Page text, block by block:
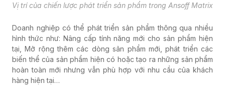
Vị trí của chiến lược phát triển sản phẩm trong Ansoff Matrix
Doanh nghiệp có thể phát triển sản phẩm thông qua nhiều
hình thức như: Nâng cấp tính năng mới cho sản phẩm hiện
tại, Mở rộng thêm các dòng sản phẩm mới, phát triển các
biến thể của sản phẩm hiện có hoặc tạo ra những sản phẩm
hoàn toàn mới nhưng vẫn phù hợp với nhu cầu của khách
hàng hiện tại…